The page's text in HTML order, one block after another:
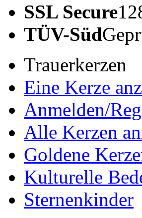
SSL Secure
TÜV-Süd
Trauerkerzen
Eine Kerze
Anmelden/
Alle Kerzen
Goldene
Kulturelle
Sternenkinder